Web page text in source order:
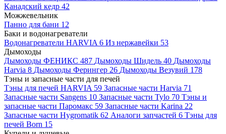
Канадский кедр 42
Можжевельник
Панно для бани 12
Баки и водонагреватели
Водонагреватели HARVIA 6 Из нержавейки 53
Дымоходы
Дымоходы ФЕНИКС 487 Дымоходы Шидель 40 Дымоходы
Harvia 8 Дымоходы Ферингер 26 Дымоходы Везувий 178
Тэны и запасные части для печей
Тэны для печей HARVIA 59 Запасные части Harvia 71
Запасные части Sangens 10 Запасные части Tylo 70 Тэны и
запасные части Паромакс 59 Запасные части Karina 22
Запасные части Hygromatik 62 Аналоги запчастей 6 Тэны для
печей Born 15